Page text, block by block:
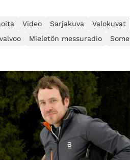
Video Sarjakuva Valokuvat
Mieletön messuradio Some